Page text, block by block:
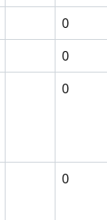
0
0
0
0